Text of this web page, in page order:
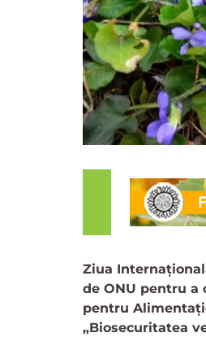
Ziua
de ONU pentru
pentru
„Biosecuritatea